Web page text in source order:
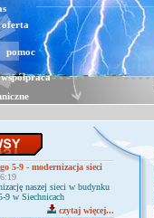
oferta
pomoc
współpraca
5-9 - modernizacja sieci
naszej sieci w budynku
9 w Siechnicach
czytaj więcej...